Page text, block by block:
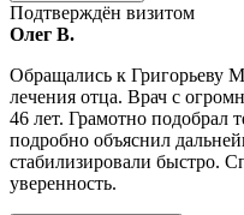
Подтверждён визитом
Олег В.
Обращались к Григорьеву
лечения отца. Врач с
46 лет. Грамотно подобрал
подробно объяснил
стабилизировали быстро.
уверенность.